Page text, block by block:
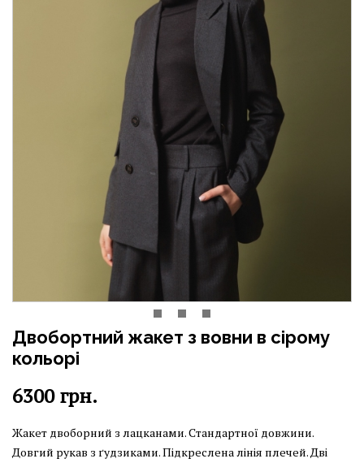
Двобортний жакет з вовни в сірому
кольорі
6300грн.
Жакет двоборний з лацканами. Стандартної довжини.
Довгий рукав з ґудзиками. Підкреслена лінія плечей. Дві